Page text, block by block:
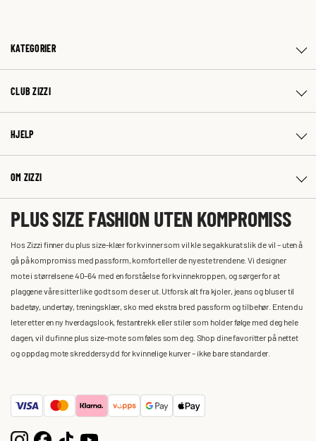
KATEGORIER
CLUB ZIZZI
HJELP
OM ZIZZI
PLUS SIZE FASHION UTEN KOMPROMISS
Hos Zizzi finner du plus size-klær for kvinner som vil kle seg akkurat slik de vil – uten å
gå på kompromiss med passform, komfort eller de nyeste trendene. Vi designer
mote i størrelsene 40–64 med en forståelse for kvinnekroppen, og sørger for at
plaggene våre sitter like godt som de ser ut. Utforsk alt fra kjoler, jeans og bluser til
badetøy, undertøy, treningsklær, sko med ekstra bred passform og tilbehør. Enten du
leter etter en ny hverdagslook, festantrekk eller stiler som holder følge med deg hele
dagen, vil du finne plus size-mote som føles som deg. Shop dine favoritter på nettet
og oppdag mote skreddersydd for kvinnelige kurver – ikke bare standarder.